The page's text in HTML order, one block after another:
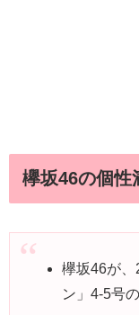
欅坂46の個
欅坂46が
ン」4-5号